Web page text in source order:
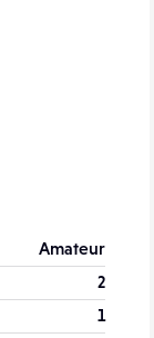
Amateur
2
1